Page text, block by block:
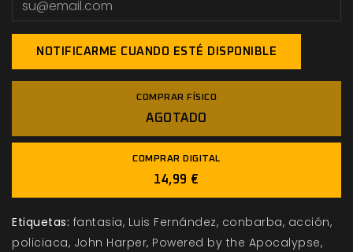
NOTIFICARME CUANDO ESTÉ DISPONIBLE
COMPRAR FÍSICO
AGOTADO
COMPRAR DIGITAL
14,99 €
Etiquetas: fantasia Luis Fernández conbarba acción
policiaca John Harper Powered by the Apocalypse